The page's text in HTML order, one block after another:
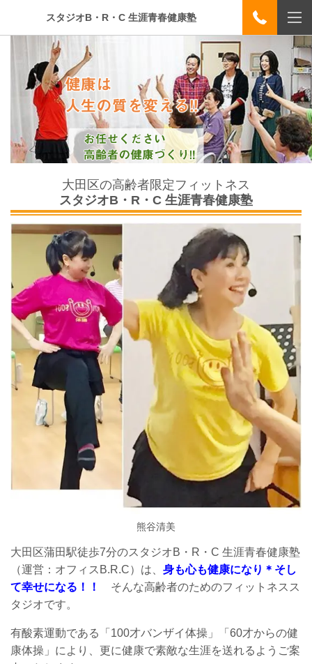
スタジオB・R・C 生涯青春健康塾
大田区の高齢者限定フィットネス
スタジオB・R・C 生涯青春健康塾
熊谷清美
大田区蒲田駅徒歩7分のスタジオB・R・C 生涯青春健康塾
（運営：オフィスB.R.C）は、 身も心も健康になり＊そし
て幸せになる！！
そんな高齢者のためのフィットネスス
タジオです。
有酸素運動である「100才バンザイ体操」「60才からの健
康体操」により、更に健康で素敵な生涯を送れるようご案